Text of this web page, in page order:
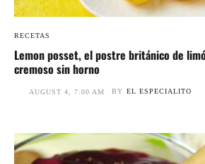
RECETAS
Lemon posset, el postre británico de
cremoso sin horno
AUGUST 4, 7:00 AM BY EL ESPECIALITO